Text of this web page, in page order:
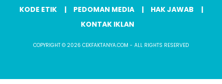
KODE ETIK
PEDOMAN MEDIA
HAK JAWAB
KONTAK IKLAN
COPYRIGHT © 2026 CEKFAKTANYA.COM - ALL RIGHTS RESERVED